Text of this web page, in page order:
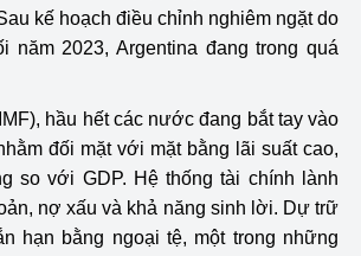
kế hoạch điều chỉnh nghiêm ngặt do
2023, Argentina đang trong quá
hầu hết các nước đang bắt tay vào
đối mặt với mặt bằng lãi suất cao,
so với GDP. Hệ thống tài chính lành
nợ xấu và khả năng sinh lời. Dự trữ
hạn bằng ngoại tệ, một trong những